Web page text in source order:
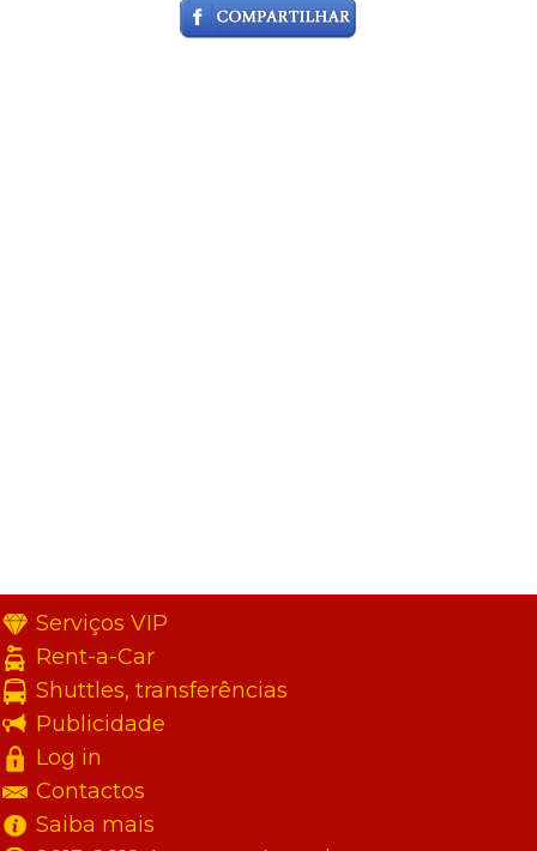
Serviços VIP
Rent-a-Car
Shuttles, transferências
Publicidade
Log in
Contactos
Saiba mais